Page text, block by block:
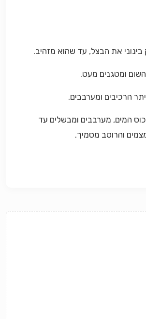
כוס המים, מערבבים ומבשלים עד
והרוטב מסמיך.